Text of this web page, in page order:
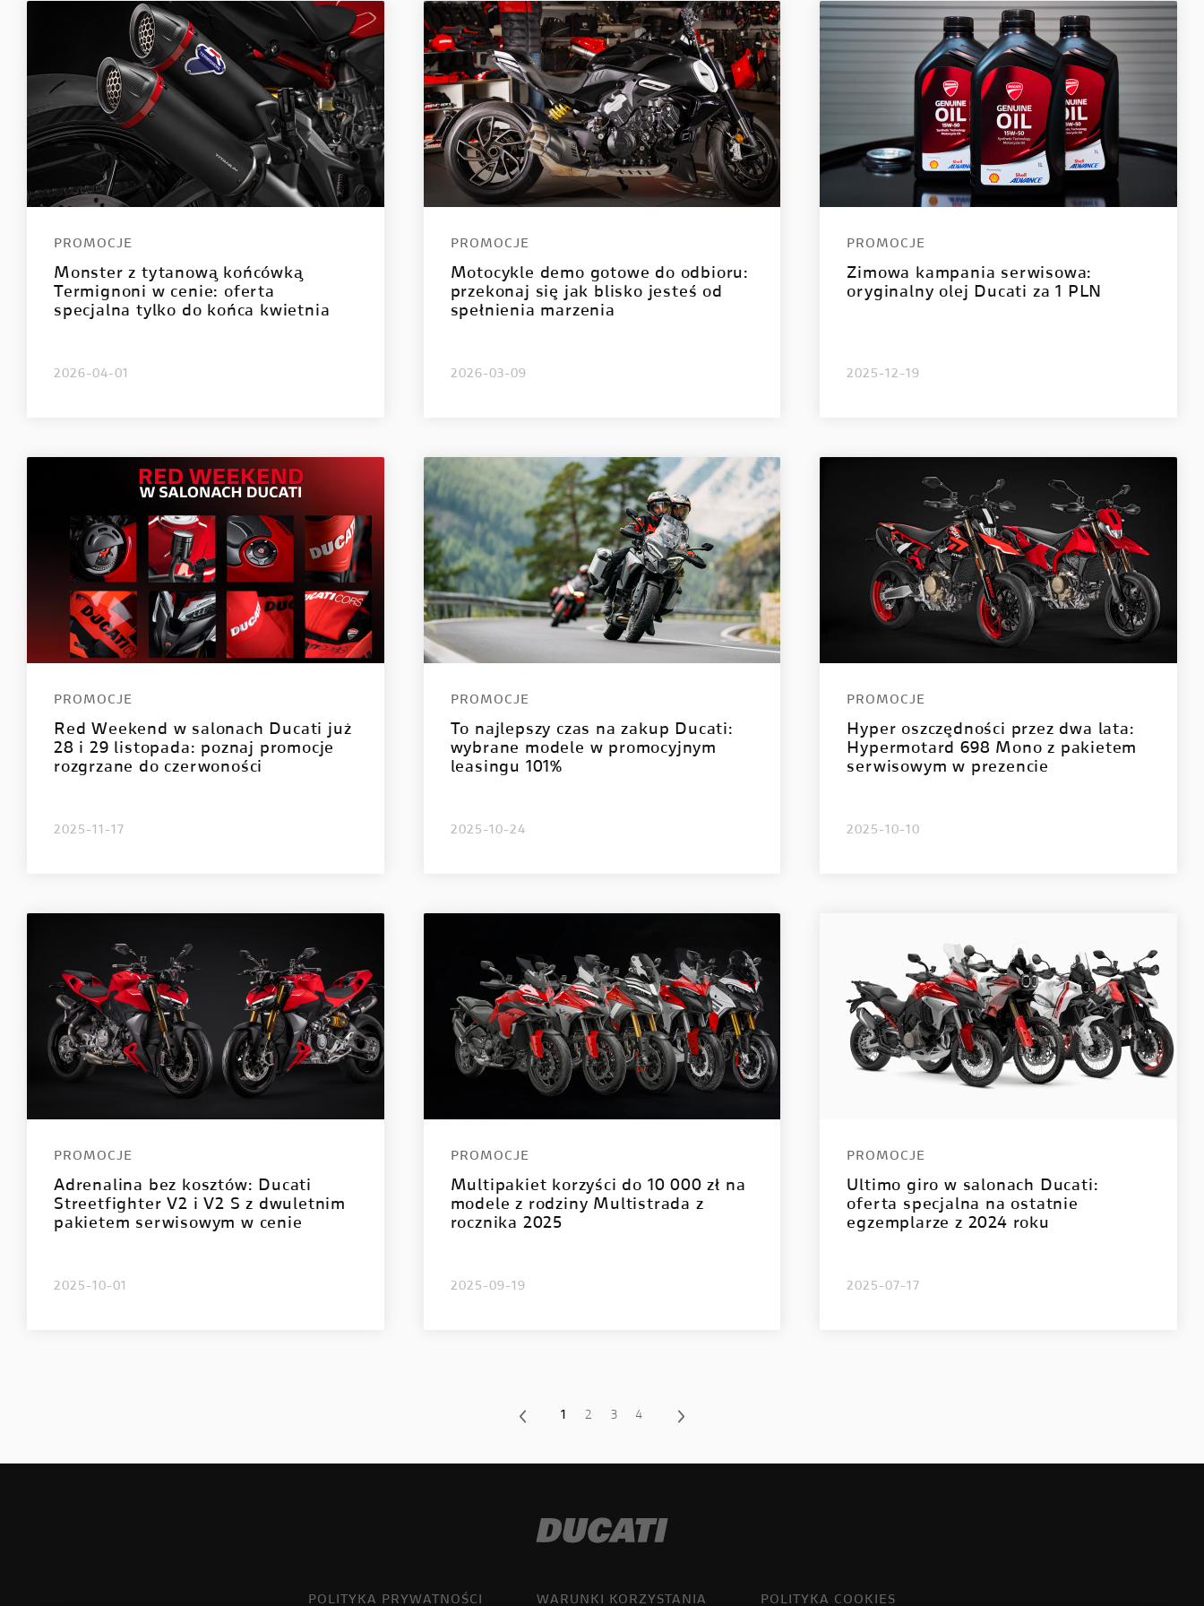
Multistrada V4 RS
STREETFIGHTER
Streetfighter V2
Streetfighter V2 S
Streetfighter V4
Streetfighter V4 S
PANIGALE
Panigale V2
Panigale V2 S
Panigale V2 MM93
Panigale V2 FB63
E-BIKE
MIG-S
TK-01RR
Futa AXS
Futa All-Road
PROMOCJE
Monster z tytanową końcówką
Termignoni w cenie: oferta
specjalna tylko do końca kwietnia
2026-04-01
PROMOCJE
Motocykle demo gotowe do odbioru:
przekonaj się jak blisko jesteś od
spełnienia marzenia
2026-03-09
PROMOCJE
Zimowa kampania serwisowa:
oryginalny olej Ducati za 1 PLN
2025-12-19
PROMOCJE
Red Weekend w salonach Ducati już
28 i 29 listopada: poznaj promocje
rozgrzane do czerwoności
2025-11-17
PROMOCJE
To najlepszy czas na zakup Ducati:
wybrane modele w promocyjnym
leasingu 101%
2025-10-24
PROMOCJE
Hyper oszczędności przez dwa lata:
Hypermotard 698 Mono z pakietem
serwisowym w prezencie
2025-10-10
PROMOCJE
Adrenalina bez kosztów: Ducati
Streetfighter V2 i V2 S z dwuletnim
pakietem serwisowym w cenie
2025-10-01
PROMOCJE
Multipakiet korzyści do 10 000 zł na
modele z rodziny Multistrada z
rocznika 2025
2025-09-19
PROMOCJE
Ultimo giro w salonach Ducati:
oferta specjalna na ostatnie
egzemplarze z 2024 roku
2025-07-17
1 2 3 4
POLITYKA PRYWATNOŚCI WARUNKI KORZYSTANIA POLITYKA COOKIES